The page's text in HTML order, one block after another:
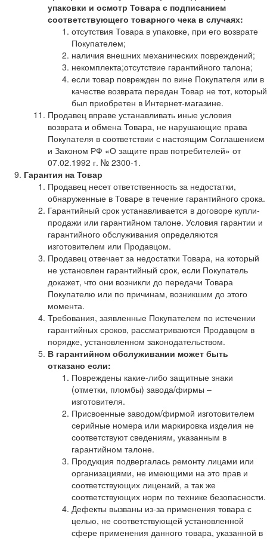
упаковки и осмотр Товара с подписанием
соответствующего товарного чека в случаях:
отсутствия Товара в упаковке, при его возврате
Покупателем;
наличия внешних механических повреждений;
некомплекта;отсутствие гарантийного талона;
если товар поврежден по вине Покупателя или в
качестве возврата передан Товар не тот, который
был приобретен в Интернет-магазине.
Продавец вправе устанавливать иные условия
возврата и обмена Товара, не нарушающие права
Покупателя в соответствии с настоящим Соглашением
и Законом РФ «О защите прав потребителей» от
07.02.1992 г. № 2300-1.
Гарантия на Товар
Продавец несет ответственность за недостатки,
обнаруженные в Товаре в течение гарантийного срока.
Гарантийный срок устанавливается в договоре купли-
продажи или гарантийном талоне. Условия гарантии и
гарантийного обслуживания определяются
изготовителем или Продавцом.
Продавец отвечает за недостатки Товара, на который
не установлен гарантийный срок, если Покупатель
докажет, что они возникли до передачи Товара
Покупателю или по причинам, возникшим до этого
момента.
Требования, заявленные Покупателем по истечении
гарантийных сроков, рассматриваются Продавцом в
порядке, установленном законодательством.
В гарантийном обслуживании может быть
отказано если:
Повреждены какие-либо защитные знаки
(отметки, пломбы) завода/фирмы –
изготовителя.
Присвоенные заводом/фирмой изготовителем
серийные номера или маркировка изделия не
соответствуют сведениям, указанным в
гарантийном талоне.
Продукция подвергалась ремонту лицами или
организациями, не имеющими на это прав и
соответствующих лицензий, а так же
соответствующих норм по технике безопасности.
Дефекты вызваны из-за применения товара с
целью, не соответствующей установленной
сфере применения данного товара, указанной в